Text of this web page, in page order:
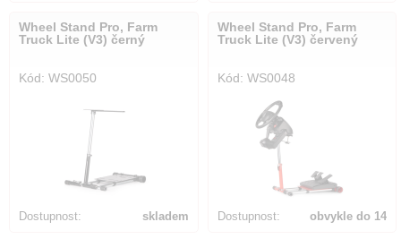
Wheel Stand Pro, Farm
Truck Lite (V3) černý
Kód: WS0050
Dostupnost: skladem
Wheel Stand Pro, Farm
Truck Lite (V3) červený
Kód: WS0048
Dostupnost:
obvykle do 14